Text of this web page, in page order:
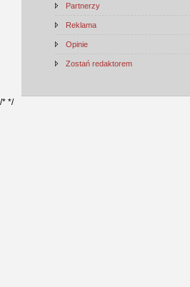
Partnerzy
Reklama
Opinie
Zostań redaktorem
/* */